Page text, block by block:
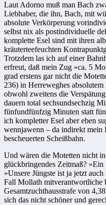
Laut Adorno muß man Bach
Liebhaber, die ihn, Bach, mit
absolute Verkörperung
selbst nix als postindividuelle
komplette Esel sind mit ihren
kräuterteefeuchten
Trotzdem las ich auf einer
erfreut, daß mein Zug »ca. 5
grad erstens gar nicht die
236) in Herreweghes
obwohl zweitens die
dauern total sechsundsechzig
fünfundfünfzig Minuten statt
ich kompletter Esel aber eben
wennjawenn – da indirekt mein
bescheuerten Scheißbahn.
Und wären die Motetten nicht
glückbringendes Zeitmaß?
»Unsere Jüngste ist ja jetzt
Fall Mollath mitverantwortliche
Gesamtzuchthausstrafe von
sich das nicht schöner und